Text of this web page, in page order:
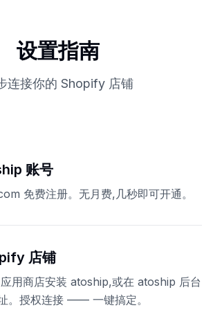
设置指南
连接你的 Shopify 店铺
账号
免费注册。无月费,几秒即可开通。
店铺
用商店安装 atoship,或在 atoship 后台
。授权连接 —— 一键搞定。